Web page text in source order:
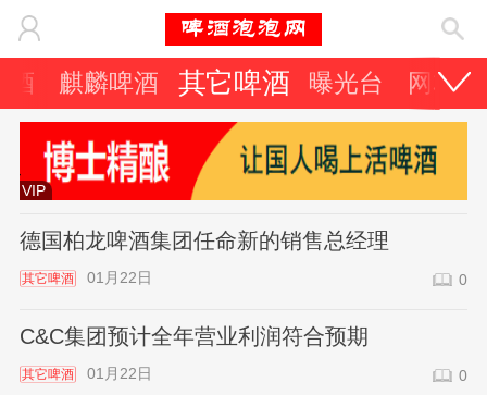
酒 麒麟啤酒 其它啤酒 曝光台 网友
VIP
德国柏龙啤酒集团任命新的销售总经理
其它啤酒 01月22日 0
C&C集团预计全年营业利润符合预期
其它啤酒 01月22日 0